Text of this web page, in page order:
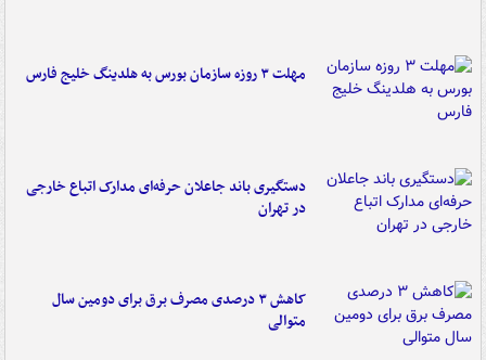
مهلت ۳ روزه سازمان بورس به هلدینگ خلیج فارس
دستگیری باند جاعلان حرفه‌ای مدارک اتباع خارجی
در تهران
کاهش ۳ درصدی مصرف برق برای دومین سال
متوالی